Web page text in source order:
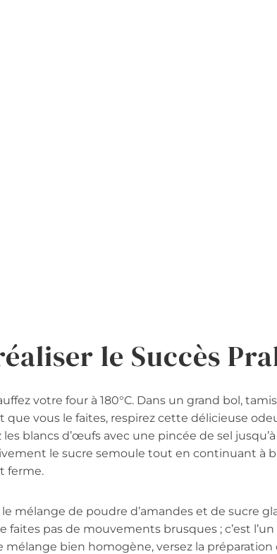
le Succès
votre four à 180°C. Dans un grand bol,
que vous le faites, respirez cette délicieuse
blancs d’œufs avec une pincée de sel
le sucre semoule tout en continuant à
ferme.
mélange de poudre d’amandes et de sucre
faites pas de mouvements brusques ; c’est
mélange bien homogène, versez la